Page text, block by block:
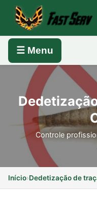
☰ Menu
Controle
Início›Dedetização de